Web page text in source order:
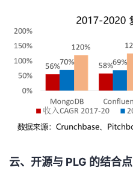
云、开源与 PLG 的结合点